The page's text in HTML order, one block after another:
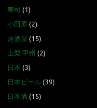
寿司 (1)
小田原 (2)
居酒屋 (15)
山梨 甲州 (2)
日本 (3)
日本ビール (39)
日本酒 (15)